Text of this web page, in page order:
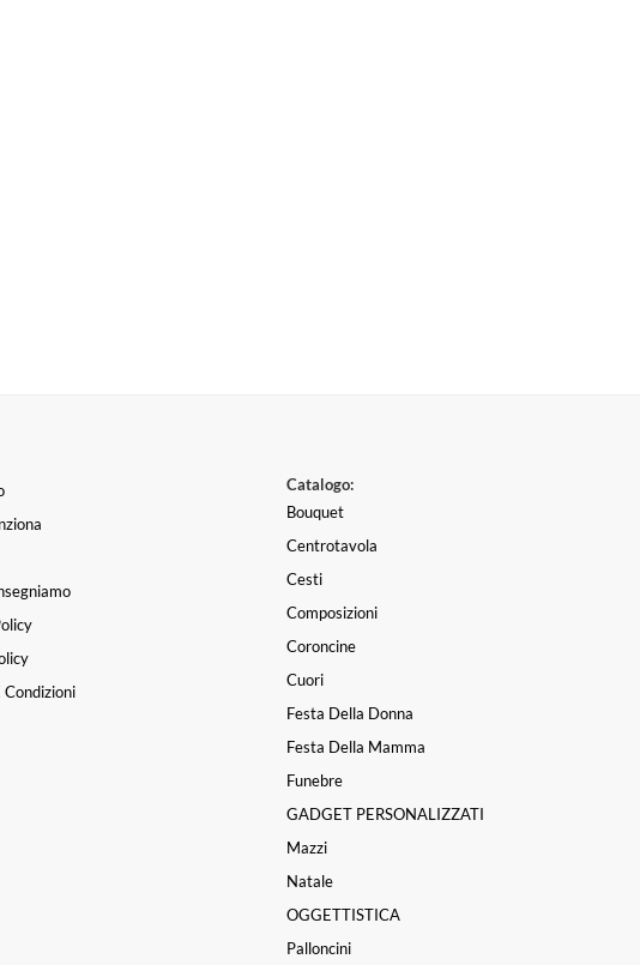
Condizioni
Catalogo:
Bouquet
Centrotavola
Cesti
Composizioni
Coroncine
Cuori
Festa Della Donna
Festa Della Mamma
Funebre
GADGET PERSONALIZZATI
Mazzi
Natale
OGGETTISTICA
Palloncini